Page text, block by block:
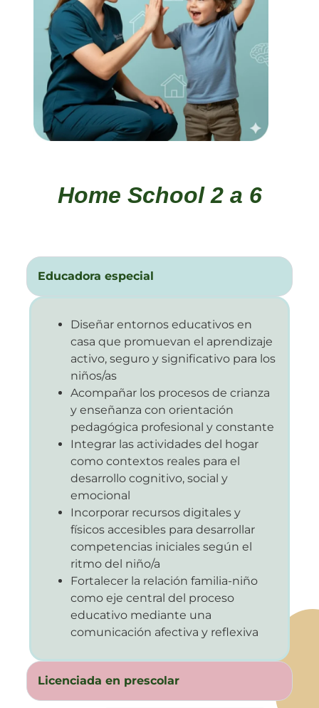
Home School 2 a 6
Educadora especial
Diseñar entornos educativos en
casa que promuevan el aprendizaje
activo, seguro y significativo para los
niños/as
Acompañar los procesos de crianza
y enseñanza con orientación
pedagógica profesional y constante
Integrar las actividades del hogar
como contextos reales para el
desarrollo cognitivo, social y
emocional
Incorporar recursos digitales y
físicos accesibles para desarrollar
competencias iniciales según el
ritmo del niño/a
Fortalecer la relación familia-niño
como eje central del proceso
educativo mediante una
comunicación afectiva y reflexiva
Licenciada en prescolar